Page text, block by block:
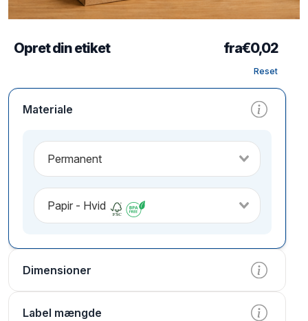
Opret din etiket fra€0,02
Reset
Materiale
Permanent
Papir - Hvid
Dimensioner
Label mængde